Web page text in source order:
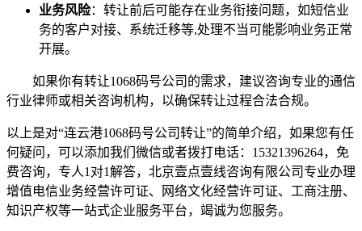
业务风险：转让前后可能存在业务衔接问题，如短信业
务的客户对接、系统迁移等,处理不当可能影响业务正常
开展。
如果你有转让1068码号公司的需求，建议咨询专业的通信
行业律师或相关咨询机构，以确保转让过程合法合规。
以上是对“连云港1068码号公司转让”的简单介绍，如果您有任
何疑问，可以添加我们微信或者拨打电话：15321396264，免
费咨询，专人1对1解答，北京壹点壹线咨询有限公司专业办理
增值电信业务经营许可证、网络文化经营许可证、工商注册、
知识产权等一站式企业服务平台，竭诚为您服务。